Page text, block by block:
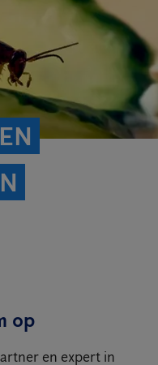
op
en expert in